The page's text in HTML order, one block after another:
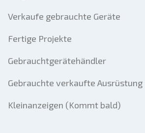
Verkaufe gebrauchte Geräte
Fertige Projekte
Gebrauchtgerätehändler
Gebrauchte verkaufte Ausrüstung
Kleinanzeigen (Kommt bald)